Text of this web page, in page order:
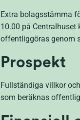
Extra bolagsstämma
10.00 på
offentliggöras genom
Prospekt
Fullständiga villkor
som beräknas